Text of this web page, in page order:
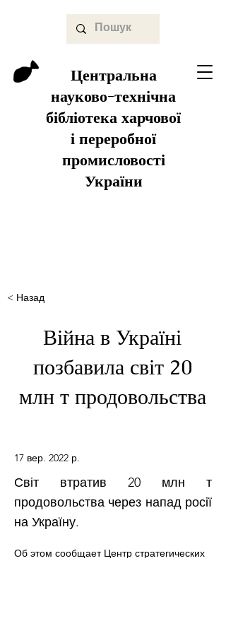
Центральна
науково-технічна
бібліотека харчової
і переробної
промисловості
України
< Назад
Війна в Україні
позбавила світ 20
млн т продовольства
17 вер. 2022 р.
Світ втратив 20 млн т
продовольства через напад росії
на Україну.
Об этом сообщает Центр стратегических